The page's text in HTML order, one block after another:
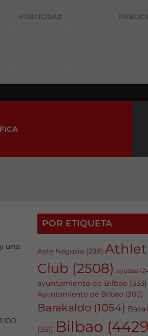
PUBLICIDAD
una
POR ETIQUETA
Aste Nagusia (298)
Club (2508) ayudas
ayuntamiento de Bilbao (333)
Ayuntamiento de Bilbao (300)
Barakaldo (1054)
(351) Bilbao